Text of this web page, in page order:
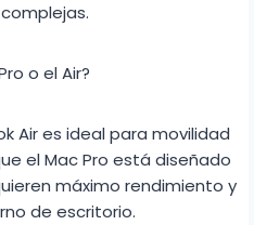
o el Air?
Air es ideal para movilidad
el Mac Pro está diseñado
máximo rendimiento y
de escritorio.